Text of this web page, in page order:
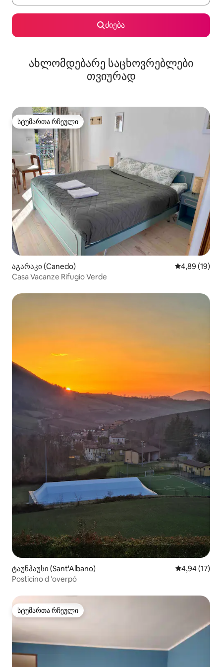
ძიება
ახლომდებარე საცხოვრებლები
თვიურად
სტუმართა რჩეული
სტუმართა რჩეული
აგარაკი (Canedo) საშუალო
4,89 (19)
Casa Vacanze Rifugio Verde
ტაუნჰაუსი (Sant'Albano) საშუალო
4,94 (17)
Posticino d 'overpó
სტუმართა რჩეული
სტუმართა რჩეული